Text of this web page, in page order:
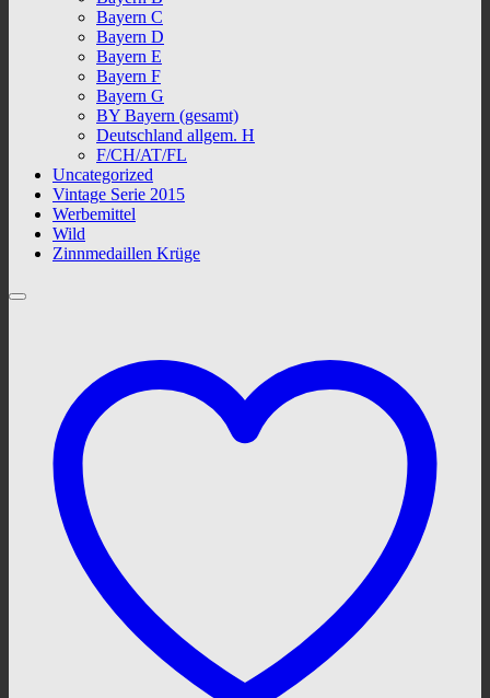
Bayern C
Bayern D
Bayern E
Bayern F
Bayern G
BY Bayern (gesamt)
Deutschland allgem. H
F/CH/AT/FL
Uncategorized
Vintage Serie 2015
Werbemittel
Wild
Zinnmedaillen Krüge